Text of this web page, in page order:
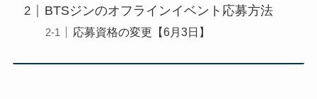
BTSジンのオフラインイベント応募方法
応募資格の変更【6月3日】